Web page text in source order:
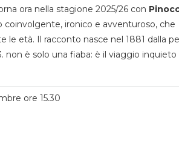
ora nella stagione 2025/26 con
ironico e avventuroso, che
età. Il racconto nasce nel 1881 dalla
non è solo una fiaba: è il viaggio inquieto
ore 15.30